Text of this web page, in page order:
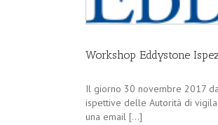
Workshop Eddystone
Il giorno 30 novembre 2017
ispettive delle Autorità di
una email [...]